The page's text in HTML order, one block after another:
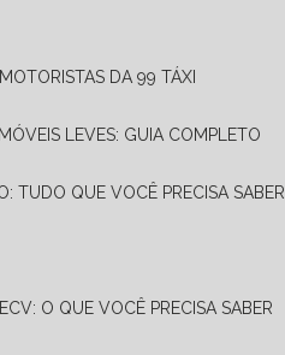
DA 99 TÁXI
LEVES: GUIA COMPLETO
TUDO QUE VOCÊ PRECISA SABER
O QUE VOCÊ PRECISA SABER